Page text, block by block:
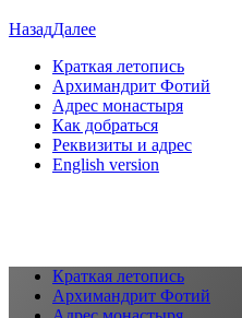
НазадДалее
Краткая летопись
Архимандрит Фотий
Адрес монастыря
Как добраться
Реквизиты и адрес
English version
Краткая летопись
Архимандрит Фотий